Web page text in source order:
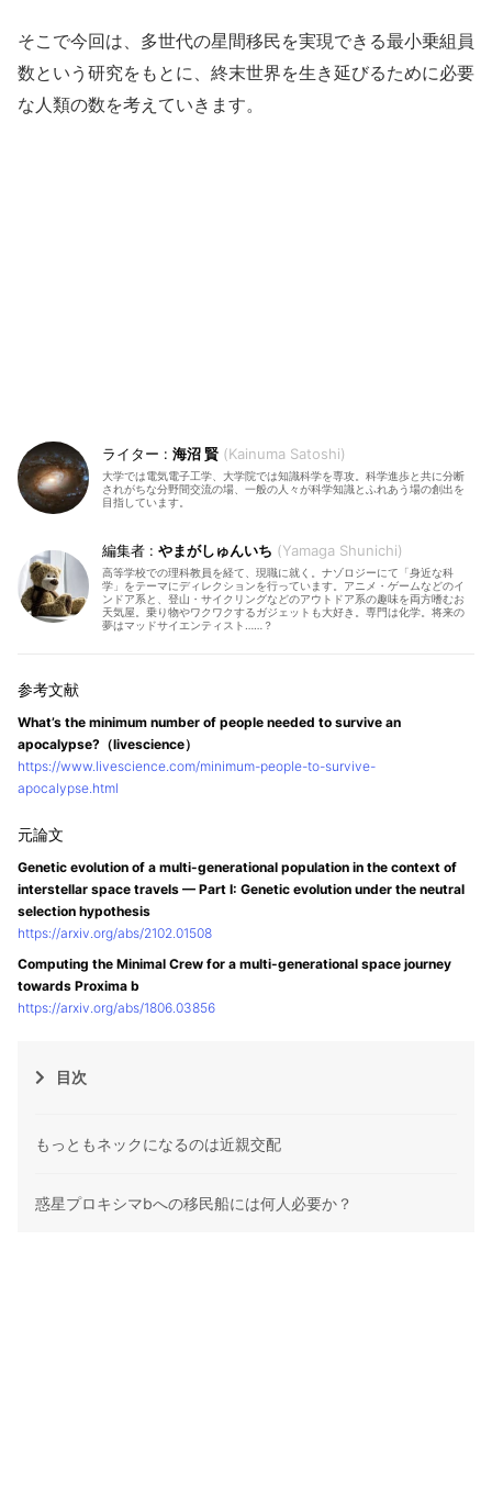
そこで今回は、多世代の星間移民を実現できる最小乗組員
数という研究をもとに、終末世界を生き延びるために必要
な人類の数を考えていきます。
海沼 賢 Kainuma Satoshi
大学では電気電子工学、大学院では知識科学を専攻。科学進歩と共に分断
されがちな分野間交流の場、一般の人々が科学知識とふれあう場の創出を
目指しています。
やまがしゅんいち Yamaga Shunichi
高等学校での理科教員を経て、現職に就く。ナゾロジーにて「身近な科
学」をテーマにディレクションを行っています。アニメ・ゲームなどのイ
ンドア系と、登山・サイクリングなどのアウトドア系の趣味を両方嗜むお
天気屋。乗り物やワクワクするガジェットも大好き。専門は化学。将来の
夢はマッドサイエンティスト……？
What’s the minimum number of people needed to survive an
apocalypse?（livescience）
https://www.livescience.com/minimum-people-to-survive-
apocalypse.html
Genetic evolution of a multi-generational population in the context of
interstellar space travels — Part I: Genetic evolution under the neutral
selection hypothesis
https://arxiv.org/abs/2102.01508
Computing the Minimal Crew for a multi-generational space journey
towards Proxima b
https://arxiv.org/abs/1806.03856
目次
もっともネックになるのは近親交配
惑星プロキシマbへの移民船には何人必要か？